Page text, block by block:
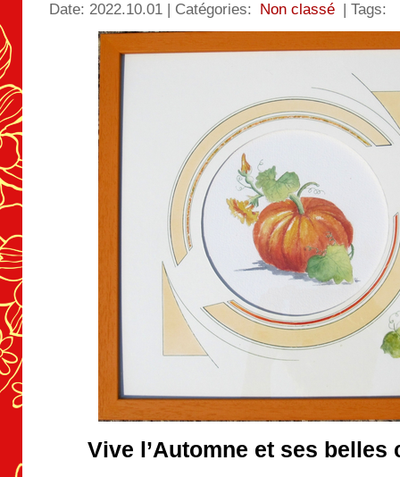
Date: 2022.10.01 | Catégories: Non classé | Tags:
Vive l’Automne et ses